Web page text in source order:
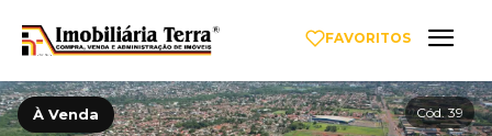
FAVORITOS
À Venda Cód. 39